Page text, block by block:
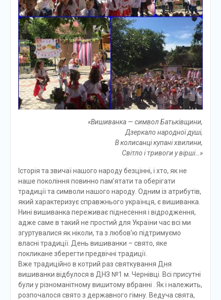
«Вишиванка — символ Батьківщини,
Дзеркало народної душі,
В колисанці купані хвилини,
Світло і тривоги у вірші…»
Історія та звичаї нашого народу безцінні, і хто, як не
наше покоління повинно пам’ятати та оберігати
традиції та символи нашого народу. Одним із атрибутів,
який характеризує справжнього українця, є вишиванка.
Нині вишиванка переживає піднесення і відродження,
адже саме в такий не простий для України час всі ми
згуртувалися як ніколи, та з любов’ю підтримуємо
власні традиції. День вишиванки – свято, яке
покликане зберегти предвічні традиції.
Вже традиційно в котрий раз святкування Дня
вишиванки відбулося в ДНЗ №1 м. Чернівці. Всі присутні
були у різноманітному вишитому вбранні . Як і належить,
розпочалося свято з державного гімну. Ведуча свята,